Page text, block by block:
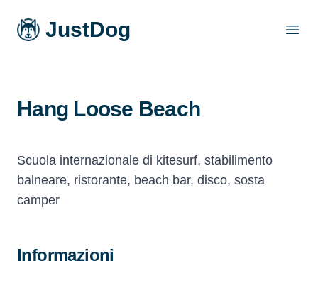
JustDog
Hang Loose Beach
Scuola internazionale di kitesurf, stabilimento
balneare, ristorante, beach bar, disco, sosta
camper
Informazioni